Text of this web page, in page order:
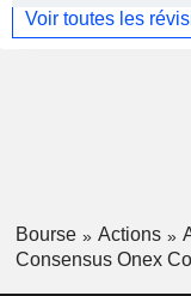
Voir toutes les
Bourse Actions
Consensus Onex